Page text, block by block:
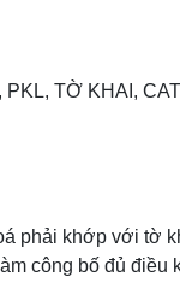
TỜ KHAI,
phải khớp với tờ
công bố đủ